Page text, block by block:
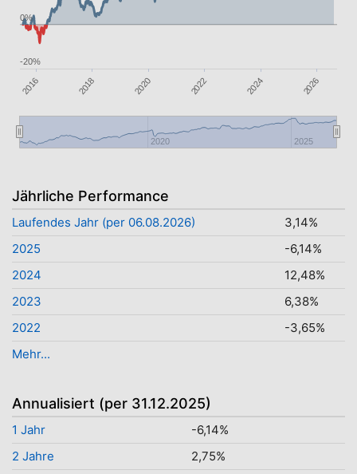
2016 2018 2020 2022 2024 2026
2020 2025
-20%
0%
Jährliche Performance
Laufendes Jahr (per 06.08.2026)
3,14%
2025
-6,14%
2024
12,48%
2023
6,38%
2022
-3,65%
Mehr...
Annualisiert (per 31.12.2025)
1 Jahr
-6,14%
2 Jahre
2,75%